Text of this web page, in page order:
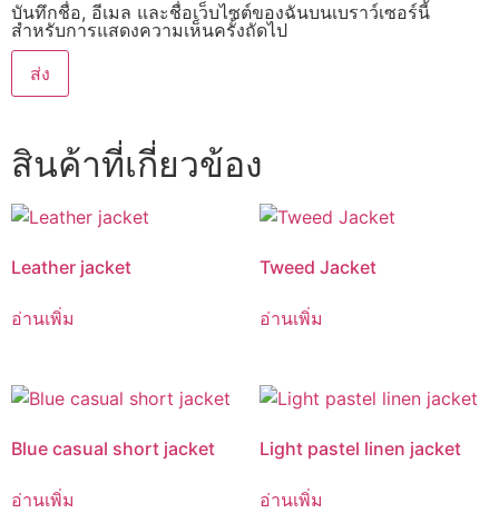
บันทึกชื่อ, อีเมล และชื่อเว็บไซต์ของฉันบนเบราว์เซอร์นี้
สำหรับการแสดงความเห็นครั้งถัดไป
สินค้าที่เกี่ยวข้อง
Leather jacket
อ่านเพิ่ม
Tweed Jacket
อ่านเพิ่ม
Blue casual short jacket
อ่านเพิ่ม
Light pastel linen jacket
อ่านเพิ่ม